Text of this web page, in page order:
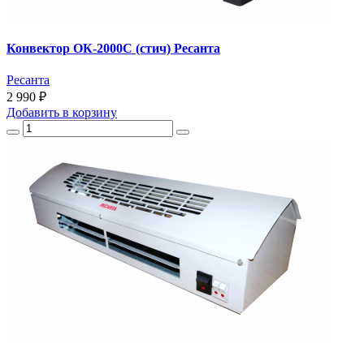
Конвектор ОК-2000С (стич) Ресанта
Ресанта
2 990 ₽
Добавить в корзину